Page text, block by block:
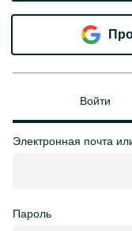
Войти
Электронная почта
Пароль